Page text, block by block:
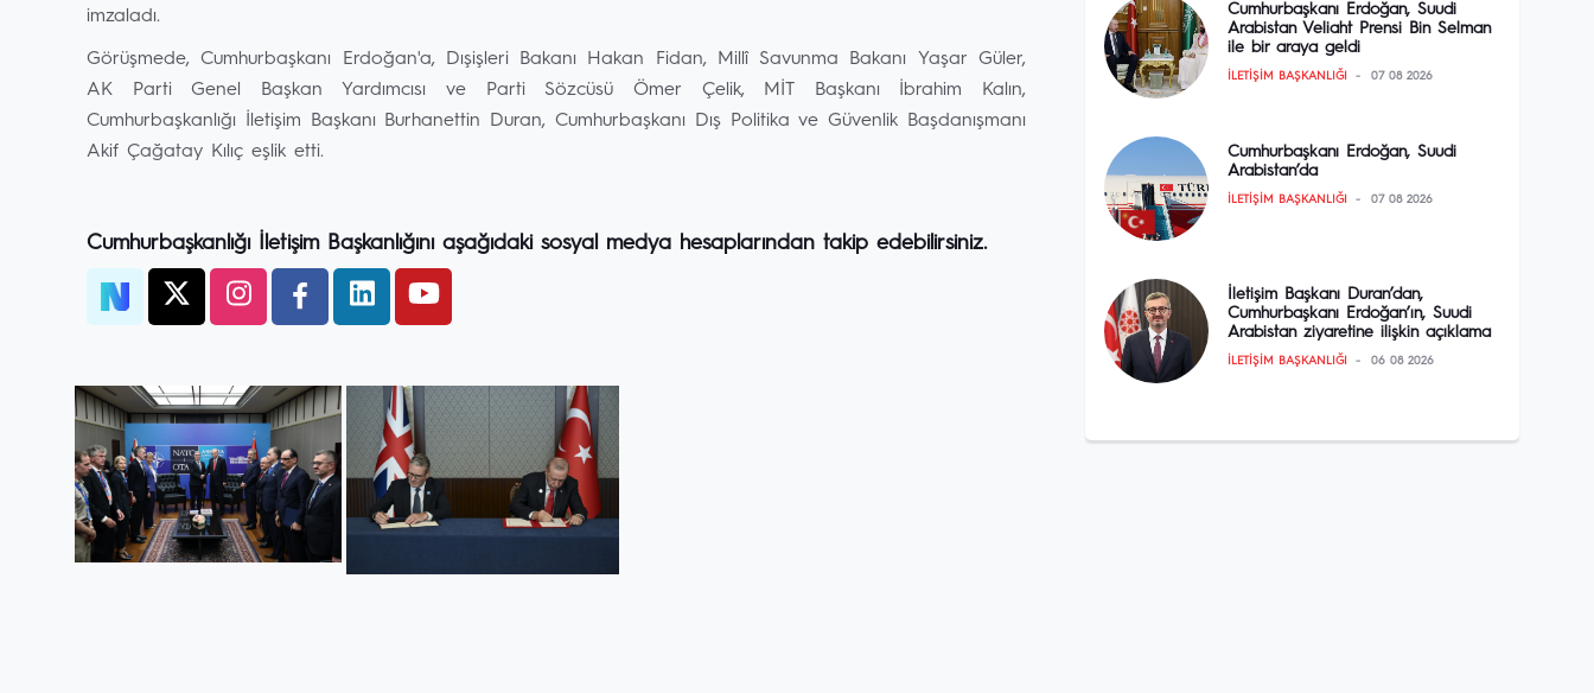
imzaladı.
Görüşmede, Cumhurbaşkanı Erdoğan'a, Dışişleri Bakanı Hakan Fidan, Millî Savunma Bakanı Yaşar Güler,
AK Parti Genel Başkan Yardımcısı ve Parti Sözcüsü Ömer Çelik, MİT Başkanı İbrahim Kalın,
Cumhurbaşkanlığı İletişim Başkanı Burhanettin Duran, Cumhurbaşkanı Dış Politika ve Güvenlik Başdanışmanı
Akif Çağatay Kılıç eşlik etti.
Cumhurbaşkanlığı İletişim Başkanlığını aşağıdaki sosyal medya hesaplarından takip edebilirsiniz.
Cumhurbaşkanı Erdoğan, Suudi
Arabistan Veliaht Prensi Bin Selman
ile bir araya geldi
İLETIŞIM BAŞKANLIĞI 07 08 2026
Cumhurbaşkanı Erdoğan, Suudi
Arabistan’da
İLETIŞIM BAŞKANLIĞI 07 08 2026
İletişim Başkanı Duran’dan,
Cumhurbaşkanı Erdoğan’ın, Suudi
Arabistan ziyaretine ilişkin açıklama
İLETIŞIM BAŞKANLIĞI 06 08 2026